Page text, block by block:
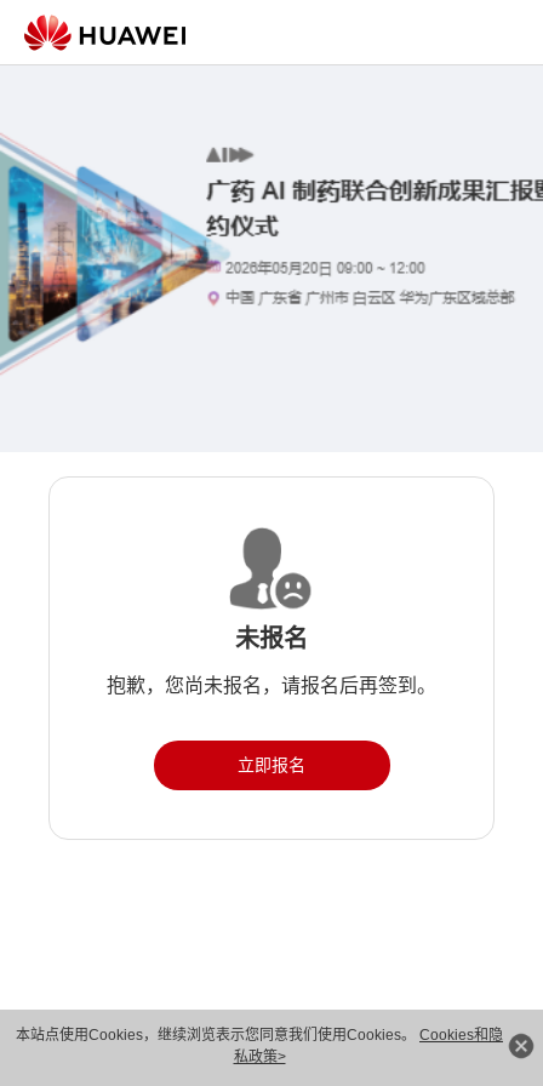
本站点使用Cookies，继续浏览表示您同意我们使用Cookies。 Cookies和隐
私政策>
未报名
抱歉，您尚未报名，请报名后再签到。
立即报名
版权所有 © 华为技术有限公司 1998-2026。 保留一切权利。粤A2-20044005号
隐私保护
法律声明